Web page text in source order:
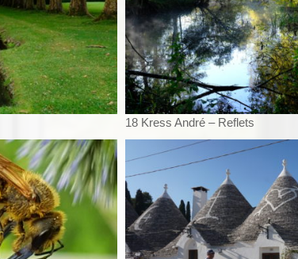
18 Kress André – Reflets